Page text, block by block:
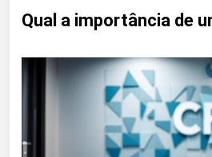
Qual a importância de